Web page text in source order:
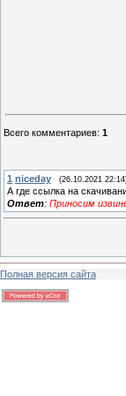
Всего комментариев: 1
1 niceday (26.10.2021
А где ссылка на
Ответ: Приносим
Полная версия сайта